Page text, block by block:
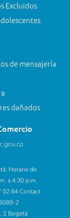
Excluidos
de mensajería
dañados
Horario de
a 4:30 p.m.
02 84 Contact
2
2 Bogotá